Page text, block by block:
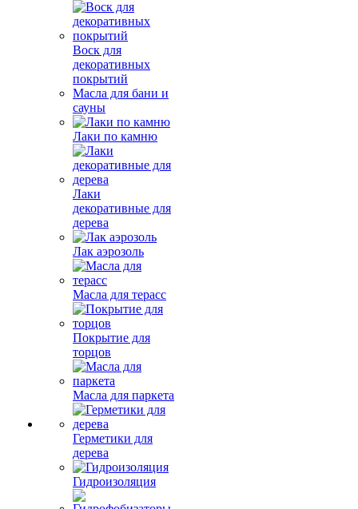
Воск для
декоративных
покрытий
Масла для бани и
сауны
Лаки по камню
Лаки
декоративные для
дерева
Лак аэрозоль
Масла для терасс
Покрытие для
торцов
Масла для паркета
Герметики для
дерева
Гидроизоляция